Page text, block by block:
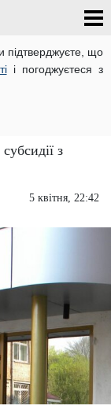
підтверджуєте, що
і погоджуєтеся з
з
5 квітня, 22:42